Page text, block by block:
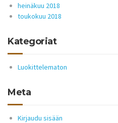
heinäkuu 2018
toukokuu 2018
Kategoriat
Luokittelematon
Meta
Kirjaudu sisään